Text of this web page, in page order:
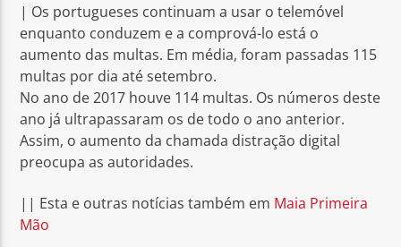
| Os portugueses continuam a usar o telemóvel
enquanto conduzem e a comprová-lo está o
aumento das multas. Em média, foram passadas 115
multas por dia até setembro.
No ano de 2017 houve 114 multas. Os números deste
ano já ultrapassaram os de todo o ano anterior.
Assim, o aumento da chamada distração digital
preocupa as autoridades.
|| Esta e outras notícias também em Maia Primeira
Mão